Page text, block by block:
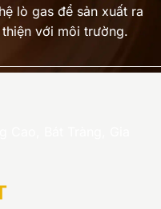
lò gas để sản xuất ra
với môi trường.